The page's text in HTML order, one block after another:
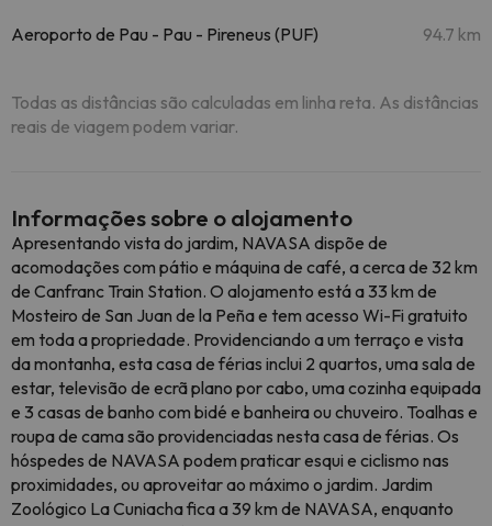
Aeroporto de Pau - Pau - Pireneus (PUF) 94.7 km
Todas as distâncias são calculadas em linha reta. As distâncias
reais de viagem podem variar.
Informações sobre o alojamento
Apresentando vista do jardim, NAVASA dispõe de
acomodações com pátio e máquina de café, a cerca de 32 km
de Canfranc Train Station. O alojamento está a 33 km de
Mosteiro de San Juan de la Peña e tem acesso Wi-Fi gratuito
em toda a propriedade. Providenciando a um terraço e vista
da montanha, esta casa de férias inclui 2 quartos, uma sala de
estar, televisão de ecrã plano por cabo, uma cozinha equipada
e 3 casas de banho com bidé e banheira ou chuveiro. Toalhas e
roupa de cama são providenciadas nesta casa de férias. Os
hóspedes de NAVASA podem praticar esqui e ciclismo nas
proximidades, ou aproveitar ao máximo o jardim. Jardim
Zoológico La Cuniacha fica a 39 km de NAVASA, enquanto